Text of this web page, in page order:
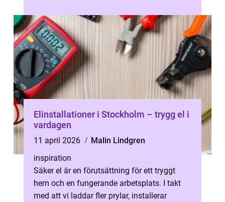
Elinstallationer i Stockholm – trygg el i
vardagen
11 april 2026
Malin Lindgren
inspiration
Säker el är en förutsättning för ett tryggt
hem och en fungerande arbetsplats. I takt
med att vi laddar fler prylar, installerar